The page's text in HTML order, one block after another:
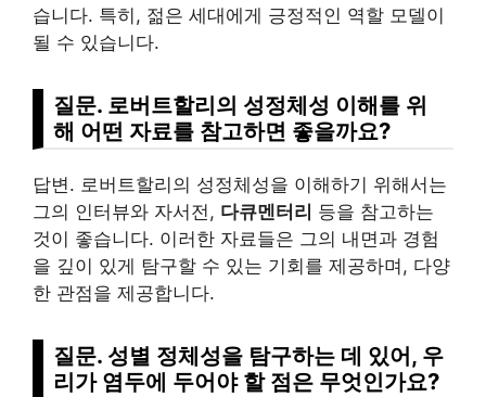
습니다. 특히, 젊은 세대에게 긍정적인 역할 모델이
될 수 있습니다.
질문. 로버트할리의 성정체성 이해를 위
해 어떤 자료를 참고하면 좋을까요?
답변. 로버트할리의 성정체성을 이해하기 위해서는
그의 인터뷰와 자서전, 다큐멘터리 등을 참고하는
것이 좋습니다. 이러한 자료들은 그의 내면과 경험
을 깊이 있게 탐구할 수 있는 기회를 제공하며, 다양
한 관점을 제공합니다.
질문. 성별 정체성을 탐구하는 데 있어, 우
리가 염두에 두어야 할 점은 무엇인가요?